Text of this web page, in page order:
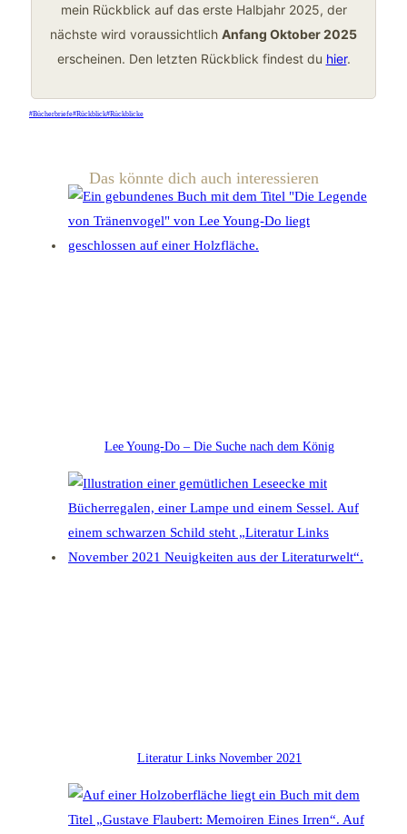
mein Rückblick auf das erste Halbjahr 2025, der
nächste wird voraussichtlich Anfang Oktober 2025
erscheinen. Den letzten Rückblick findest du hier.
Schlagworte:
#Bücherbriefe#Rückblick#Rückblicke
Das könnte dich auch interessieren
Lee Young-Do – Die Suche nach dem König
Literatur Links November 2021